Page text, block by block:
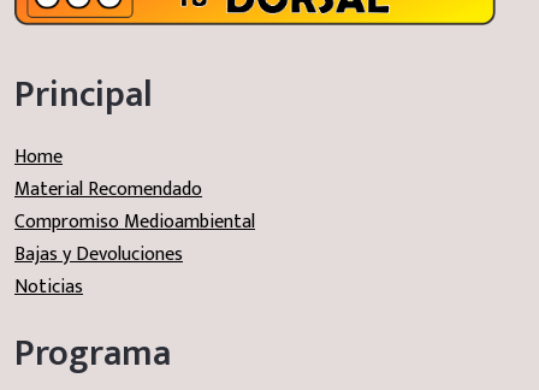
Principal
Home
Material Recomendado
Compromiso Medioambiental
Bajas y Devoluciones
Noticias
Programa